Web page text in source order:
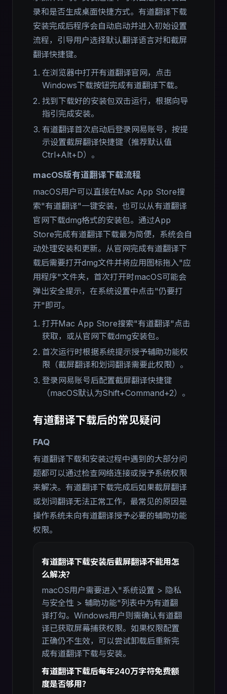
录和是否生成桌面快捷方式。有道翻译下载
安装完成后程序会自动启动并进入初始设置
流程，引导用户选择默认翻译语言对和截屏
翻译快捷键。
在浏览器中打开有道翻译官网，点击
Windows下载按钮完成有道翻译下载。
找到下载好的安装包双击运行，根据向导
指引完成安装。
有道翻译首次启动后登录网易账号，按提
示设置截屏翻译快捷键（推荐默认值
Ctrl+Alt+D）。
macOS版有道翻译下载流程
macOS用户可以直接在Mac App Store搜
索"有道翻译"一键安装，也可以从有道翻译
官网下载dmg格式的安装包。通过App
Store完成有道翻译下载最为简便，系统会自
动处理安装和更新。从官网完成有道翻译下
载后需要打开dmg文件并将应用图标拖入"应
用程序"文件夹，首次打开时macOS可能会
弹出安全提示，在系统设置中点击"仍要打
开"即可。
打开Mac App Store搜索"有道翻译"点击
获取，或从官网下载dmg安装包。
首次运行时根据系统提示授予辅助功能权
限（截屏翻译和划词翻译需要此权限）。
登录网易账号后配置截屏翻译快捷键
（macOS默认为Shift+Command+2）。
有道翻译下载后的常见疑问
FAQ
有道翻译下载和安装过程中遇到的大部分问
题都可以通过检查网络连接或授予系统权限
来解决。有道翻译下载完成后如果截屏翻译
或划词翻译无法正常工作，最常见的原因是
操作系统未向有道翻译授予必要的辅助功能
权限。
有道翻译下载安装后截屏翻译不能用怎
么解决？
macOS用户需要进入"系统设置 > 隐私
与安全性 > 辅助功能"列表中为有道翻
译打勾。Windows用户则需确认有道翻
译已获取屏幕捕获权限。如果权限配置
正确仍不生效，可以尝试卸载后重新完
成有道翻译下载与安装。
有道翻译下载后每年240万字符免费额
度是否够用？